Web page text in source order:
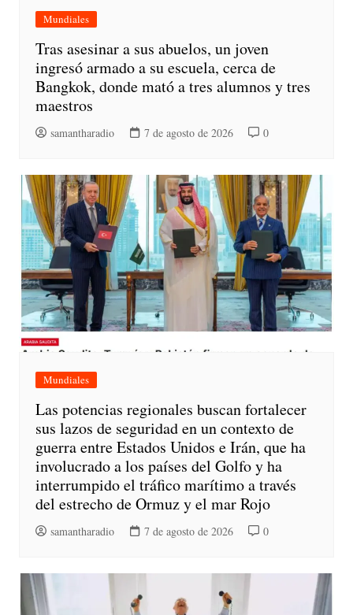
Mundiales
Tras asesinar a sus abuelos, un joven
ingresó armado a su escuela, cerca de
Bangkok, donde mató a tres alumnos y tres
maestros
samantharadio 7 de agosto de 2026 0
Mundiales
Las potencias regionales buscan fortalecer
sus lazos de seguridad en un contexto de
guerra entre Estados Unidos e Irán, que ha
involucrado a los países del Golfo y ha
interrumpido el tráfico marítimo a través
del estrecho de Ormuz y el mar Rojo
samantharadio 7 de agosto de 2026 0